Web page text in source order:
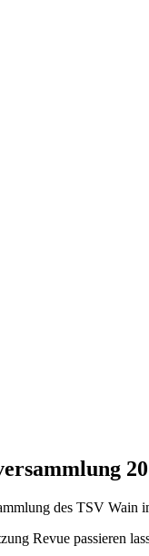
des TSV Wain
Revue passieren